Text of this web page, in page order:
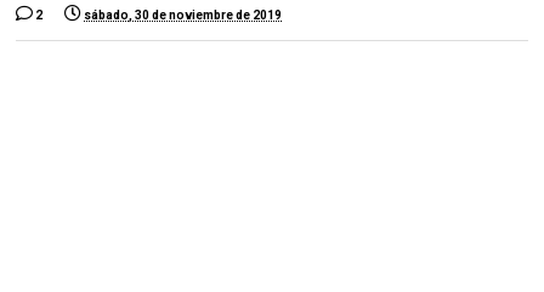
2 sábado, 30 de noviembre de 2019